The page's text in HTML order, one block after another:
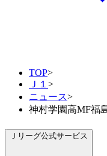
TOP>
Ｊ１ >
ニュース>
神村学園高MF福
Ｊリーグ公式サービス